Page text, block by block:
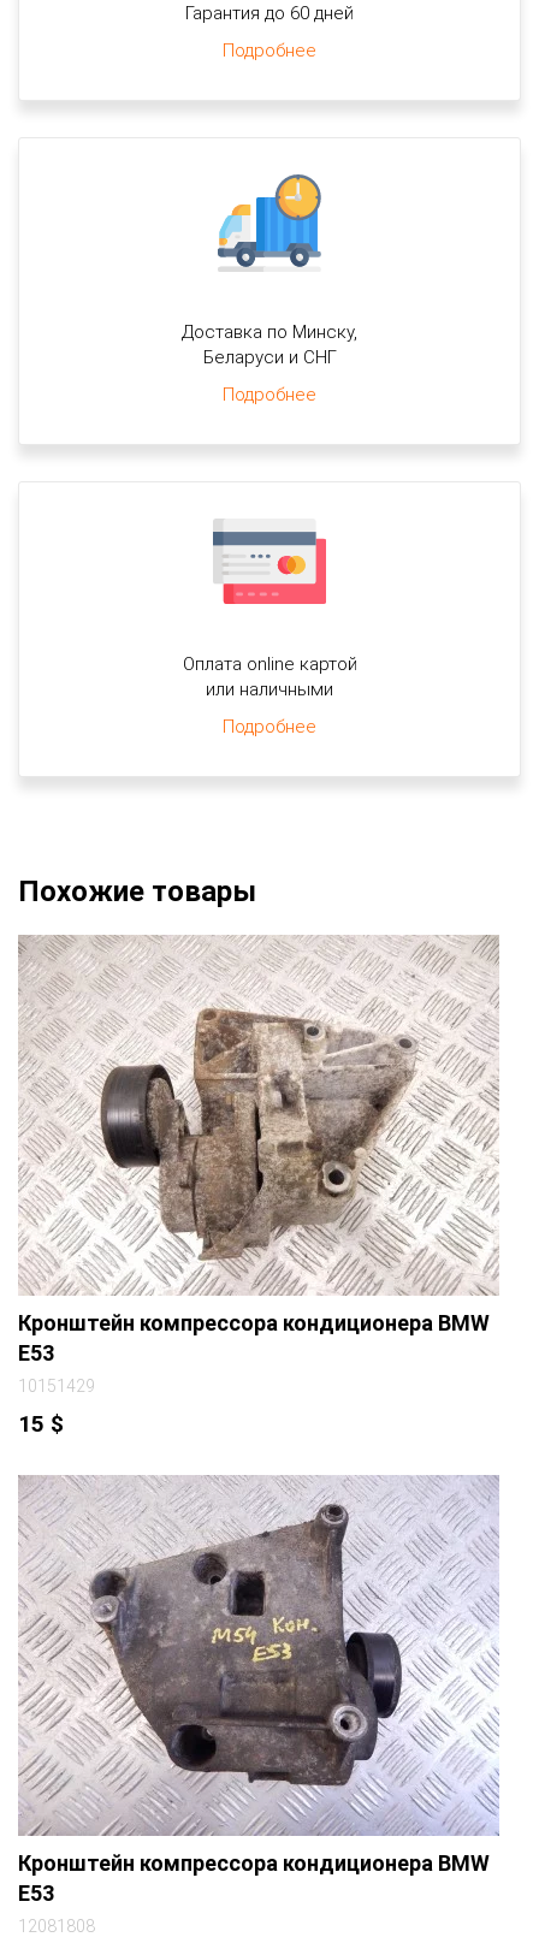
Гарантия до 60 дней
Подробнее
Доставка по Минску,
Беларуси и СНГ
Подробнее
Оплата online картой
или наличными
Подробнее
Похожие товары
Кронштейн компрессора кондиционера BMW
E53
10151429
15 $
Кронштейн компрессора кондиционера BMW
E53
12081808